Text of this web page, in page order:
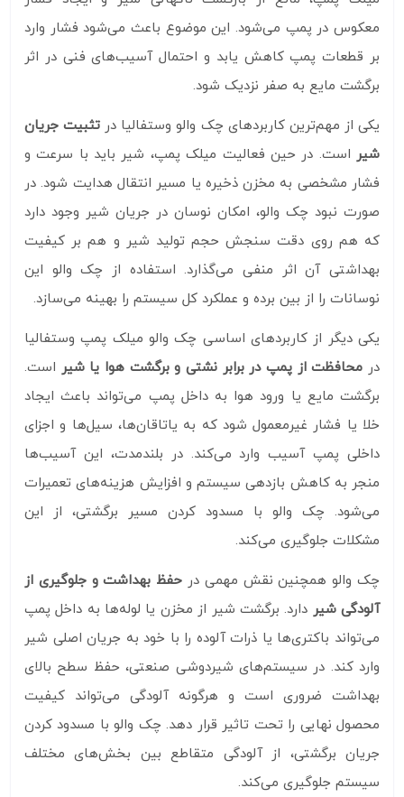
معکوس در پمپ می‌شود. این موضوع باعث می‌شود فشار وارد
بر قطعات پمپ کاهش یابد و احتمال آسیب‌های فنی در اثر
برگشت مایع به صفر نزدیک شود.
یکی از مهم‌ترین کاربردهای چک والو وستفالیا در تثبیت جریان
شیر است. در حین فعالیت میلک پمپ، شیر باید با سرعت و
فشار مشخصی به مخزن ذخیره یا مسیر انتقال هدایت شود. در
صورت نبود چک والو، امکان نوسان در جریان شیر وجود دارد
که هم روی دقت سنجش حجم تولید شیر و هم بر کیفیت
بهداشتی آن اثر منفی می‌گذارد. استفاده از چک والو این
نوسانات را از بین برده و عملکرد کل سیستم را بهینه می‌سازد.
یکی دیگر از کاربردهای اساسی چک والو میلک پمپ وستفالیا
در محافظت از پمپ در برابر نشتی و برگشت هوا یا شیر است.
برگشت مایع یا ورود هوا به داخل پمپ می‌تواند باعث ایجاد
خلا یا فشار غیرمعمول شود که به یاتاقان‌ها، سیل‌ها و اجزای
داخلی پمپ آسیب وارد می‌کند. در بلندمدت، این آسیب‌ها
منجر به کاهش بازدهی سیستم و افزایش هزینه‌های تعمیرات
می‌شود. چک والو با مسدود کردن مسیر برگشتی، از این
مشکلات جلوگیری می‌کند.
چک والو همچنین نقش مهمی در حفظ بهداشت و جلوگیری از
آلودگی شیر دارد. برگشت شیر از مخزن یا لوله‌ها به داخل پمپ
می‌تواند باکتری‌ها یا ذرات آلوده را با خود به جریان اصلی شیر
وارد کند. در سیستم‌های شیردوشی صنعتی، حفظ سطح بالای
بهداشت ضروری است و هرگونه آلودگی می‌تواند کیفیت
محصول نهایی را تحت تاثیر قرار دهد. چک والو با مسدود کردن
جریان برگشتی، از آلودگی متقاطع بین بخش‌های مختلف
سیستم جلوگیری می‌کند.